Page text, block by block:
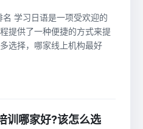
学习日语是一项受欢迎的
提供了一种便捷的方式来提
选择，哪家线上机构最好
训哪家好?该怎么选